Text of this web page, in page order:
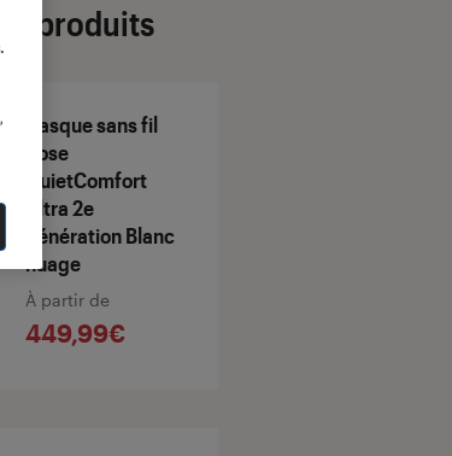
produits
Casque sans fil
Bose
QuietComfort
Ultra 2e
génération Blanc
nuage
À partir de
449,99€